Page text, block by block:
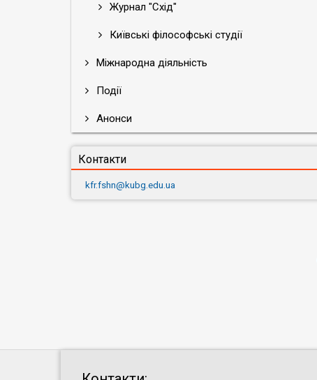
Журнал "Схід"
Київські філософські студії
Міжнародна діяльність
Події
Анонси
Контакти
kfr.fshn@kubg.edu.ua